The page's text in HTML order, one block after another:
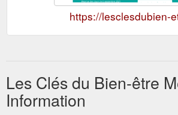
https://lesclesdubien-
Les Clés du Bien-être
Information